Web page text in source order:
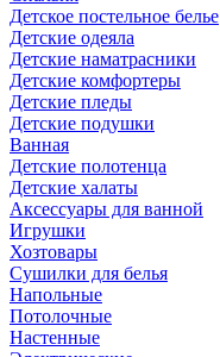
Детское постельное белье
Детские одеяла
Детские наматрасники
Детские комфортеры
Детские пледы
Детские подушки
Ванная
Детские полотенца
Детские халаты
Аксессуары для ванной
Игрушки
Хозтовары
Сушилки для белья
Напольные
Потолочные
Настенные